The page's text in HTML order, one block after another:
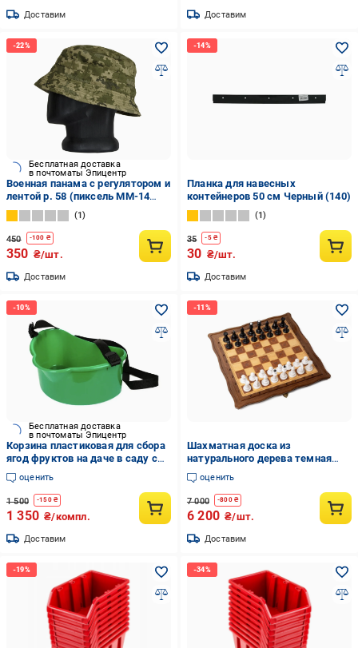
Доставим Доставим
Бесплатная доставка
в почтоматы Эпицентр
Военная панама с регулятором и
лентой р. 58 (пиксель ММ-14
ВСУ)
1
450 -100 ₴
350 ₴/шт.
Доставим
Планка для навесных
контейнеров 50 см Черный (140)
1
35 -5₴
30 ₴/шт.
Доставим
Бесплатная доставка
в почтоматы Эпицентр
Корзина пластиковая для сбора
ягод фруктов на даче в саду с
регулируемым ремнем 3,5 л
оценить
1 500 -150₴
1 350 ₴/компл.
Доставим
Шахматная доска из
натурального дерева темная
4в1.
оценить
7 000 -800₴
6 200 ₴/шт.
Доставим